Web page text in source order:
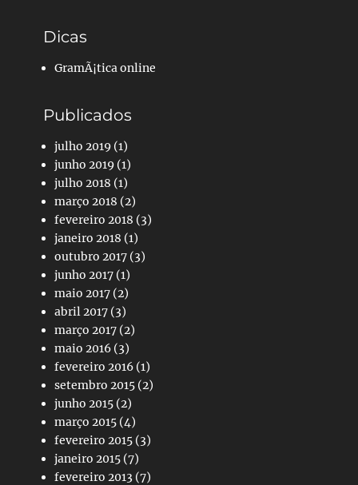
Dicas
GramÃ¡tica online
Publicados
julho 2019 (1)
junho 2019 (1)
julho 2018 (1)
março 2018 (2)
fevereiro 2018 (3)
janeiro 2018 (1)
outubro 2017 (3)
junho 2017 (1)
maio 2017 (2)
abril 2017 (3)
março 2017 (2)
maio 2016 (3)
fevereiro 2016 (1)
setembro 2015 (2)
junho 2015 (2)
março 2015 (4)
fevereiro 2015 (3)
janeiro 2015 (7)
fevereiro 2013 (7)